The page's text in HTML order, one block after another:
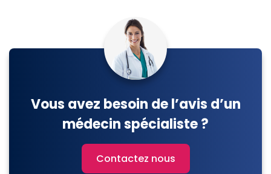
Vous avez besoin de l’avis d’un
médecin spécialiste ?
Contactez nous